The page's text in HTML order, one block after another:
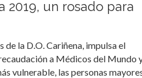
2019, un rosado para
de la D.O. Cariñena, impulsa el
a Médicos del Mundo
vulnerable, las personas